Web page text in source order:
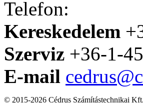
Telefon:
Kereskedelem
Szerviz +36-1-
E-mail
© 2015-2026 Cédrus Számítástechnikai